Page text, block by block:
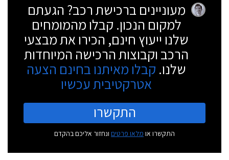
מעוניינים ברכישת רכב? הגעתם
למקום הנכון. קבלו מהמומחים
שלנו ייעוץ חינם, הכירו את מבצעי
הרכב וקבוצות הרכישה המיוחדות
שלנו. קבלו מאיתנו בחינם הצעה
אטרקטיבית עכשיו
התקשרו
התקשרו או מלאו פרטים ונחזור אליכם בהקדם